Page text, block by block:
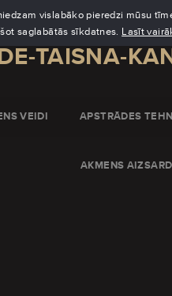
vislabāko pieredzi mūsu
saglabātās sīkdatnes. Lasīt
VEIDI APSTRĀDES
AKMENS
TAISNA-